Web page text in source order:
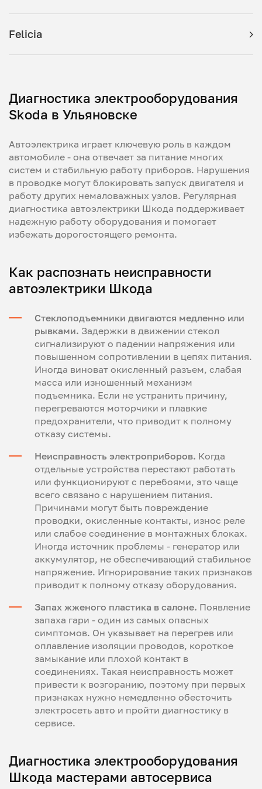
Felicia
Диагностика электрооборудования
Skoda в Ульяновске
Автоэлектрика играет ключевую роль в каждом
автомобиле - она отвечает за питание многих
систем и стабильную работу приборов. Нарушения
в проводке могут блокировать запуск двигателя и
работу других немаловажных узлов. Регулярная
диагностика автоэлектрики Шкода поддерживает
надежную работу оборудования и помогает
избежать дорогостоящего ремонта.
Как распознать неисправности
автоэлектрики Шкода
Стеклоподъемники двигаются медленно или
рывками. Задержки в движении стекол
сигнализируют о падении напряжения или
повышенном сопротивлении в цепях питания.
Иногда виноват окисленный разъем, слабая
масса или изношенный механизм
подъемника. Если не устранить причину,
перегреваются моторчики и плавкие
предохранители, что приводит к полному
отказу системы.
Неисправность электроприборов. Когда
отдельные устройства перестают работать
или функционируют с перебоями, это чаще
всего связано с нарушением питания.
Причинами могут быть повреждение
проводки, окисленные контакты, износ реле
или слабое соединение в монтажных блоках.
Иногда источник проблемы - генератор или
аккумулятор, не обеспечивающий стабильное
напряжение. Игнорирование таких признаков
приводит к полному отказу оборудования.
Запах жженого пластика в салоне. Появление
запаха гари - один из самых опасных
симптомов. Он указывает на перегрев или
оплавление изоляции проводов, короткое
замыкание или плохой контакт в
соединениях. Такая неисправность может
привести к возгоранию, поэтому при первых
признаках нужно немедленно обесточить
электросеть авто и пройти диагностику в
сервисе.
Диагностика электрооборудования
Шкода мастерами автосервиса